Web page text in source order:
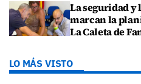
La seguridad
marcan la
La Caleta de
LO MÁS VISTO